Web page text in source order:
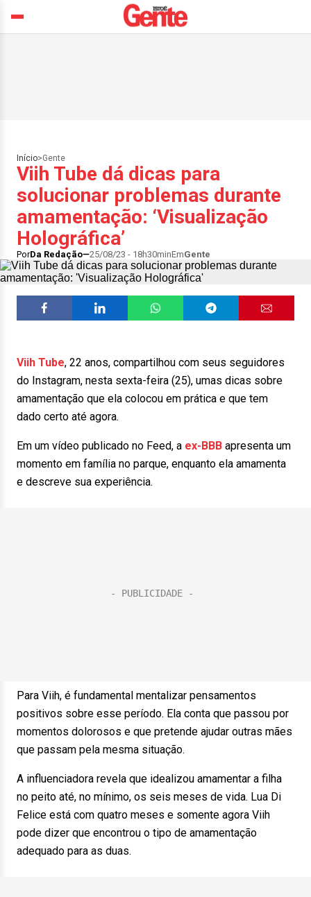
Início>Gente
Viih Tube dá dicas para
solucionar problemas durante
amamentação: ‘Visualização
Holográfica’
PorDa Redação 25/08/23 - 18h30minEmGente
Viih Tube, 22 anos, compartilhou com seus seguidores
do Instagram, nesta sexta-feira (25), umas dicas sobre
amamentação que ela colocou em prática e que tem
dado certo até agora.
Em um vídeo publicado no Feed, a ex-BBB apresenta um
momento em família no parque, enquanto ela amamenta
e descreve sua experiência.
Para Viih, é fundamental mentalizar pensamentos
positivos sobre esse período. Ela conta que passou por
momentos dolorosos e que pretende ajudar outras mães
que passam pela mesma situação.
A influenciadora revela que idealizou amamentar a filha
no peito até, no mínimo, os seis meses de vida. Lua Di
Felice está com quatro meses e somente agora Viih
pode dizer que encontrou o tipo de amamentação
adequado para as duas.